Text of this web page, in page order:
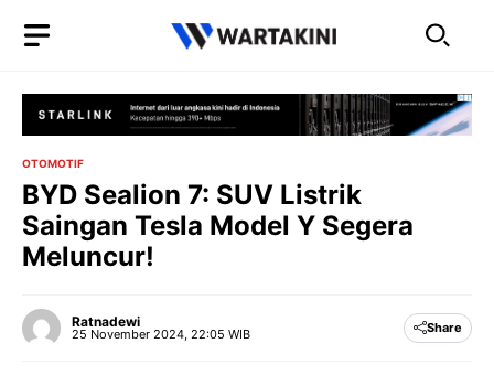
OTOMOTIF
BYD Sealion 7: SUV Listrik
Saingan Tesla Model Y Segera
Meluncur!
Ratnadewi
25 November 2024, 22:05 WIB Share